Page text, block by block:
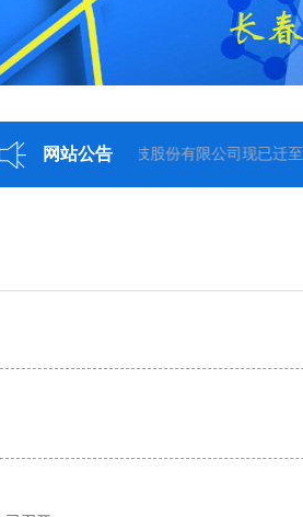
网站公告
春希迈气象科技股份有限公司现已迁至新址！